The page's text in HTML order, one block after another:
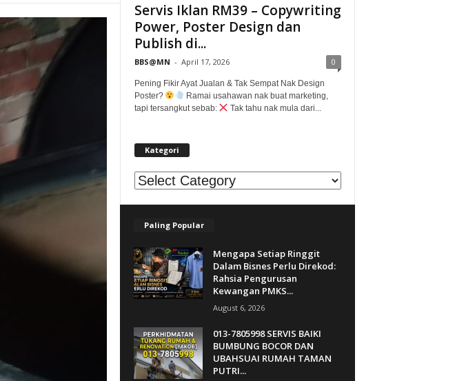
Servis Iklan RM39 – Copywriting
Power, Poster Design dan
Publish di...
BBS@MN - April 17, 2026 0
Pening Fikir Ayat Jualan & Tak Sempat Nak Design
Poster?
Ramai usahawan nak buat marketing,
tapi tersangkut sebab:
Tak tahu nak mula dari...
Kategori
Kategori
Paling Popular
Mengapa Setiap Ringgit
Dalam Bisnes Perlu Direkod:
Rahsia Pengurusan
Kewangan PMKS...
August 6, 2026
013-7805998 SERVIS BAIKI
BUMBUNG BOCOR DAN
UBAHSUAI RUMAH TAMAN
PUTRI...